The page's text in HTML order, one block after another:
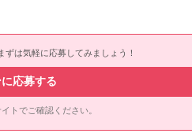
は気軽に応募してみましょう！
応募する
トでご確認ください。